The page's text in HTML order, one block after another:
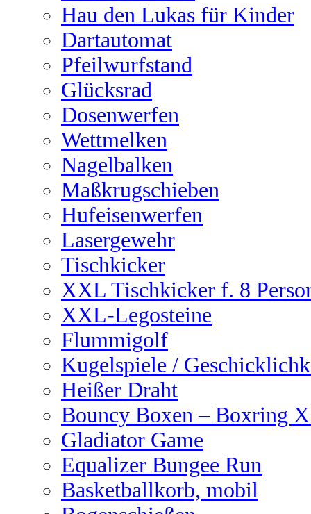
Hau den Lukas für Kinder
Dartautomat
Pfeilwurfstand
Glücksrad
Dosenwerfen
Wettmelken
Nagelbalken
Maßkrugschieben
Hufeisenwerfen
Lasergewehr
Tischkicker
XXL Tischkicker f. 8
XXL-Legosteine
Flummigolf
Kugelspiele /
Heißer Draht
Bouncy Boxen – Boxring
Gladiator Game
Equalizer Bungee Run
Basketballkorb, mobil